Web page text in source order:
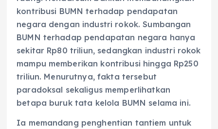
kontribusi BUMN terhadap pendapatan
negara dengan industri rokok. Sumbangan
BUMN terhadap pendapatan negara hanya
sekitar Rp80 triliun, sedangkan industri rokok
mampu memberikan kontribusi hingga Rp250
triliun. Menurutnya, fakta tersebut
paradoksal sekaligus memperlihatkan
betapa buruk tata kelola BUMN selama ini.
Ia memandang penghentian tantiem untuk